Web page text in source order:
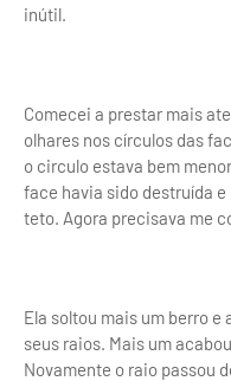
inútil.
Comecei a prestar mais
olhares nos círculos das
o circulo estava bem
face havia sido destruída
teto. Agora precisava me
Ela soltou mais um berro
seus raios. Mais um
Novamente o raio passou